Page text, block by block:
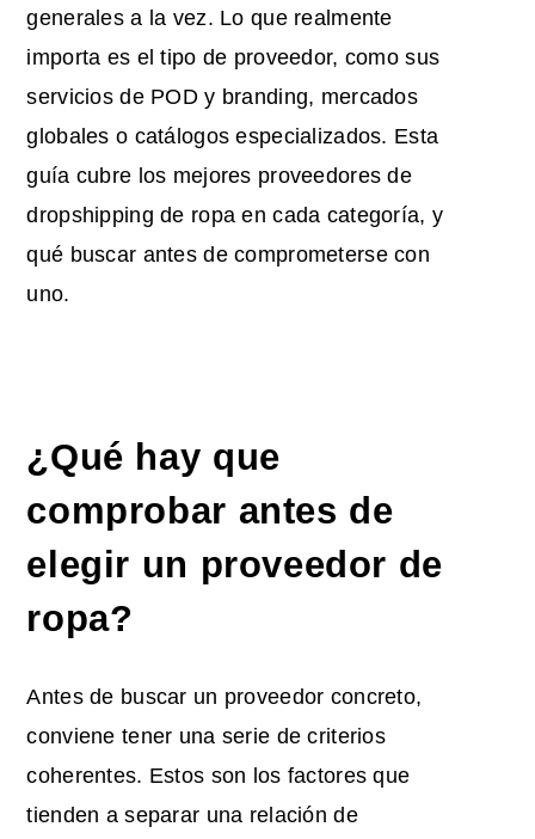
generales a la vez. Lo que realmente
importa es el tipo de proveedor, como sus
servicios de POD y branding, mercados
globales o catálogos especializados. Esta
guía cubre los mejores proveedores de
dropshipping de ropa en cada categoría, y
qué buscar antes de comprometerse con
uno.
¿Qué hay que
comprobar antes de
elegir un proveedor de
ropa?
Antes de buscar un proveedor concreto,
conviene tener una serie de criterios
coherentes. Estos son los factores que
tienden a separar una relación de